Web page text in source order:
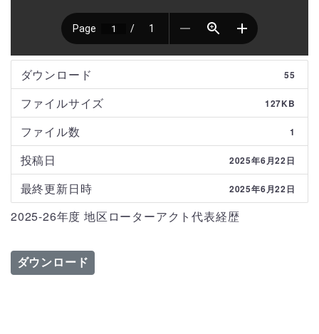
ダウンロード 55
ファイルサイズ 127KB
ファイル数 1
投稿日 2025年6月22日
最終更新日時 2025年6月22日
2025-26年度 地区ローターアクト代表経歴
ダウンロード